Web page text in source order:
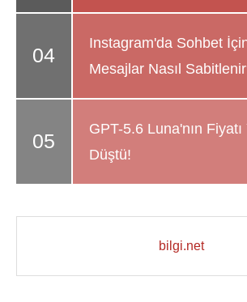
Instagram'da Sohbet
Mesajlar Nasıl
GPT-5.6 Luna'nın
Düştü!
bilgi.net